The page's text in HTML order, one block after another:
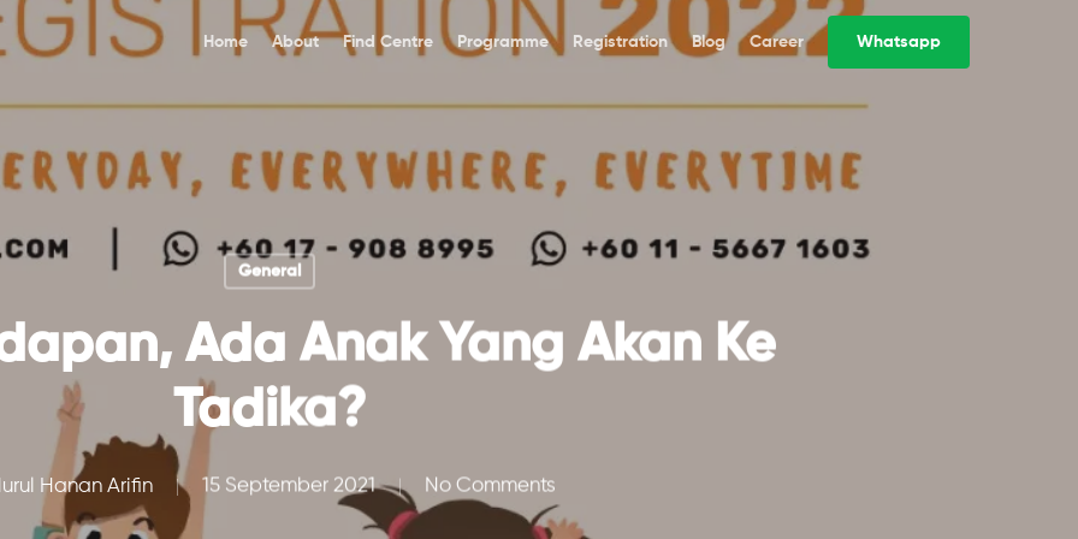
Home About Find Centre Programme Registration Blog Career Whatsapp
General
Ada Anak Yang Akan Ke
Tadika?
Hanan Arifin 15 September 2021 No Comments